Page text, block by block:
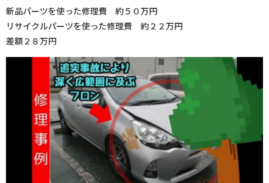
新品パーツを使った修理費 約５０万円
リサイクルパーツを使った修理費 約２２万円
差額２８万円